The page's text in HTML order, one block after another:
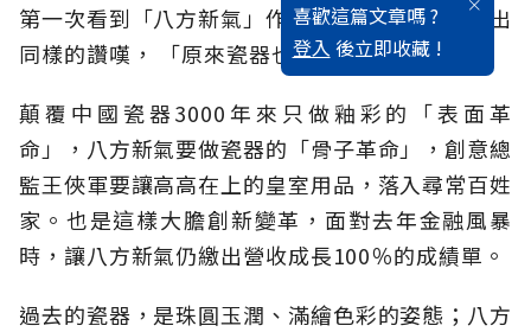
喜歡這篇文章嗎 ?
登入 後立即收藏 !
第一次看到「八方新氣」作品的人，幾乎都會發出
同樣的讚嘆， 「原來瓷器也能長這樣！」
顛覆中國瓷器3000年來只做釉彩的「表面革
命」，八方新氣要做瓷器的「骨子革命」，創意總
監王俠軍要讓高高在上的皇室用品，落入尋常百姓
家。也是這樣大膽創新變革，面對去年金融風暴
時，讓八方新氣仍繳出營收成長100％的成績單。
過去的瓷器，是珠圓玉潤、滿繪色彩的姿態；八方